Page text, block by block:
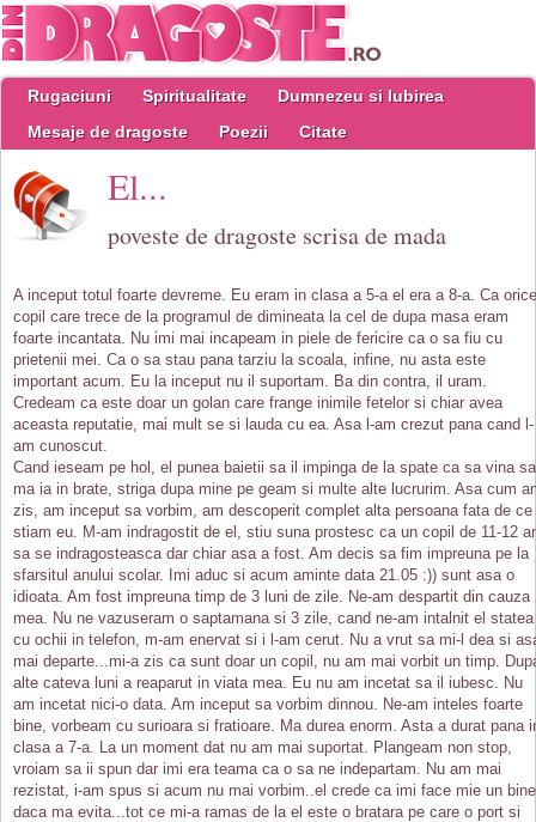
Rugaciuni Spiritualitate
Dumnezeu si Iubirea
Mesaje de dragoste
Poezii Citate
El...
poveste de dragoste scrisa de mada
A inceput totul foarte devreme. Eu eram in clasa a 5-a el era a 8-a. Ca orice
copil care trece de la programul de dimineata la cel de dupa masa eram
foarte incantata. Nu imi mai incapeam in piele de fericire ca o sa fiu cu
prietenii mei. Ca o sa stau pana tarziu la scoala, infine, nu asta este
important acum. Eu la inceput nu il suportam. Ba din contra, il uram.
Credeam ca este doar un golan care frange inimile fetelor si chiar avea
aceasta reputatie, mai mult se si lauda cu ea. Asa l-am crezut pana cand l-
am cunoscut.
Cand ieseam pe hol, el punea baietii sa il impinga de la spate ca sa vina sa
ma ia in brate, striga dupa mine pe geam si multe alte lucrurim. Asa cum
zis, am inceput sa vorbim, am descoperit complet alta persoana fata de ce
stiam eu. M-am indragostit de el, stiu suna prostesc ca un copil de 11-12
sa se indragosteasca dar chiar asa a fost. Am decis sa fim impreuna pe la
sfarsitul anului scolar. Imi aduc si acum aminte data 21.05 :)) sunt asa o
idioata. Am fost impreuna timp de 3 luni de zile. Ne-am despartit din cauza
mea. Nu ne vazuseram o saptamana si 3 zile, cand ne-am intalnit el statea
cu ochii in telefon, m-am enervat si i l-am cerut. Nu a vrut sa mi-l dea si
mai departe...mi-a zis ca sunt doar un copil, nu am mai vorbit un timp.
alte cateva luni a reaparut in viata mea. Eu nu am incetat sa il iubesc. Nu
am incetat nici-o data. Am inceput sa vorbim dinnou. Ne-am inteles foarte
bine, vorbeam cu surioara si fratioare. Ma durea enorm. Asta a durat pana
clasa a 7-a. La un moment dat nu am mai suportat. Plangeam non stop,
vroiam sa ii spun dar imi era teama ca o sa ne indepartam. Nu am mai
rezistat, i-am spus si acum nu mai vorbim..el crede ca imi face mie un bine
daca ma evita...tot ce mi-a ramas de la el este o bratara pe care o port si